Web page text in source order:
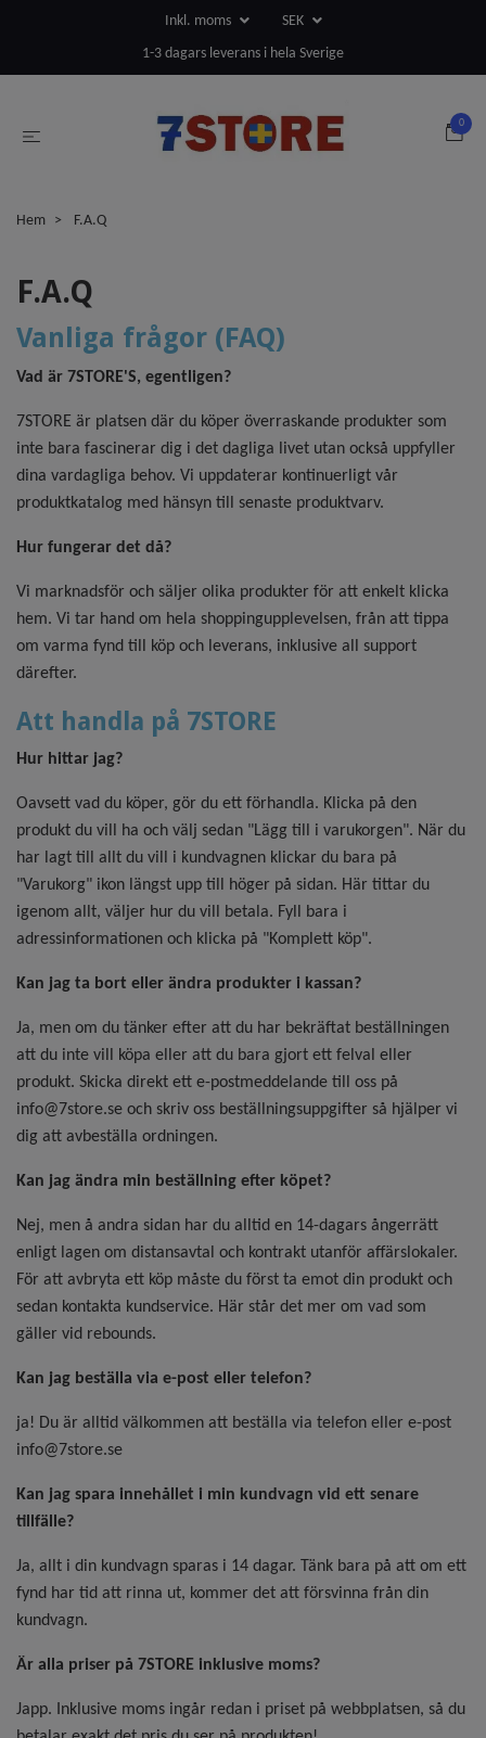
Inkl. moms
SEK
1-3 dagars leverans i hela Sverige
0
Hem F.A.Q
F.A.Q
Vanliga frågor (FAQ)
Vad är 7STORE'S, egentligen?
7STORE är platsen där du köper överraskande produkter som
inte bara fascinerar dig i det dagliga livet utan också uppfyller
dina vardagliga behov. Vi uppdaterar kontinuerligt vår
produktkatalog med hänsyn till senaste produktvarv.
Hur fungerar det då?
Vi marknadsför och säljer olika produkter för att enkelt klicka
hem. Vi tar hand om hela shoppingupplevelsen, från att tippa
om varma fynd till köp och leverans, inklusive all support
därefter.
Att handla på 7STORE
Hur hittar jag?
Oavsett vad du köper, gör du ett förhandla. Klicka på den
produkt du vill ha och välj sedan "Lägg till i varukorgen". När du
har lagt till allt du vill i kundvagnen klickar du bara på
"Varukorg" ikon längst upp till höger på sidan. Här tittar du
igenom allt, väljer hur du vill betala. Fyll bara i
adressinformationen och klicka på "Komplett köp".
Kan jag ta bort eller ändra produkter i kassan?
Ja, men om du tänker efter att du har bekräftat beställningen
att du inte vill köpa eller att du bara gjort ett felval eller
produkt. Skicka direkt ett e-postmeddelande till oss på
info@7store.se och skriv oss beställningsuppgifter så hjälper vi
dig att avbeställa ordningen.
Kan jag ändra min beställning efter köpet?
Nej, men å andra sidan har du alltid en 14-dagars ångerrätt
enligt lagen om distansavtal och kontrakt utanför affärslokaler.
För att avbryta ett köp måste du först ta emot din produkt och
sedan kontakta kundservice. Här står det mer om vad som
gäller vid rebounds.
Kan jag beställa via e-post eller telefon?
ja! Du är alltid välkommen att beställa via telefon eller e-post
info@7store.se
Kan jag spara innehållet i min kundvagn vid ett senare
tillfälle?
Ja, allt i din kundvagn sparas i 14 dagar. Tänk bara på att om ett
fynd har tid att rinna ut, kommer det att försvinna från din
kundvagn.
Är alla priser på 7STORE inklusive moms?
Japp. Inklusive moms ingår redan i priset på webbplatsen, så du